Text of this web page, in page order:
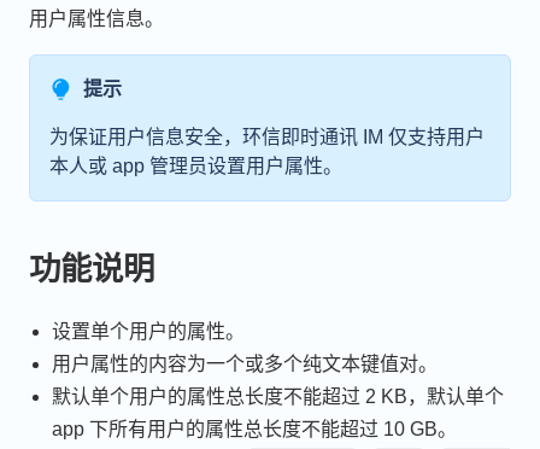
用户属性信息。
提示
为保证用户信息安全，环信即时通讯 IM 仅支持用户
本人或 app 管理员设置用户属性。
功能说明
设置单个用户的属性。
用户属性的内容为一个或多个纯文本键值对。
默认单个用户的属性总长度不能超过 2 KB，默认单个
app 下所有用户的属性总长度不能超过 10 GB。